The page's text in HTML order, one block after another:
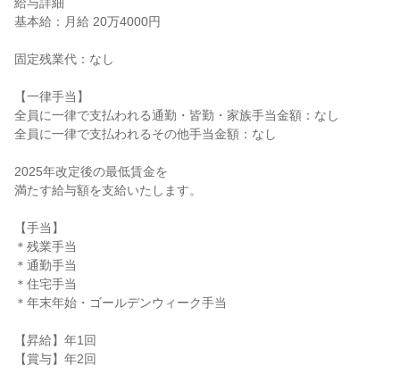
基本給：月給 20万4000円
固定残業代：なし
【一律手当】
全員に一律で支払われる通勤・皆勤・家族手当金額：なし
全員に一律で支払われるその他手当金額：なし
2025年改定後の最低賃金を
満たす給与額を支給いたします。
【手当】
＊残業手当
＊通勤手当
＊住宅手当
＊年末年始・ゴールデンウィーク手当
【昇給】年1回
【賞与】年2回